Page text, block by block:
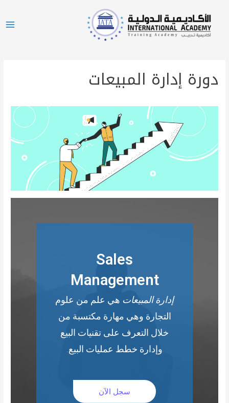
دورة إدارة المبيعات
Sales
Management
إدارة المبيعات هي علم من علوم
التجارة وهي مهارة مكتسبة من
خلال التعرف على تقنيات البيع
وإدارة خطط عمليات البيع.
سجل الآن